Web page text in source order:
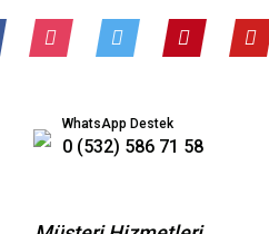
WhatsApp Destek
0 (532) 586 71 58